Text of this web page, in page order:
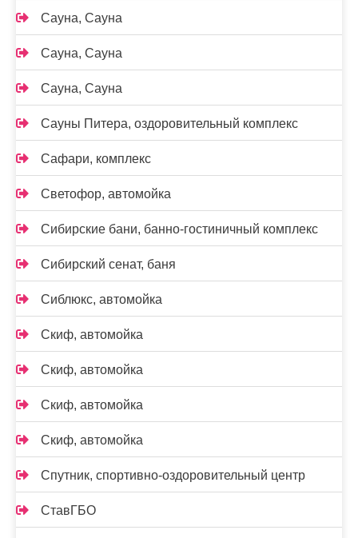
Сауна, Сауна
Сауна, Сауна
Сауна, Сауна
Сауны Питера, оздоровительный комплекс
Сафари, комплекс
Светофор, автомойка
Сибирские бани, банно-гостиничный комплекс
Сибирский сенат, баня
Сиблюкс, автомойка
Скиф, автомойка
Скиф, автомойка
Скиф, автомойка
Скиф, автомойка
Спутник, спортивно-оздоровительный центр
СтавГБО